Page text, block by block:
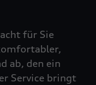
für Sie
ab, den ein
Service bringt